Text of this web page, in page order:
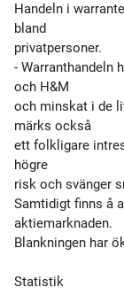
Handeln i
bland
privatpersoner.
- Warranthandeln
och H&M
och minskat i de
märks också
ett folkligare
högre
risk och svänger
Samtidigt finns å
aktiemarknaden.
Blankningen har
Statistik